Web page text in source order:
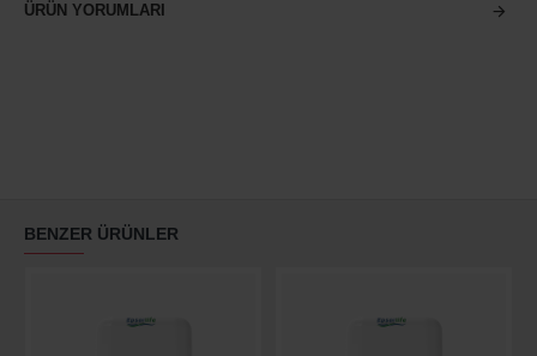
ÜRÜN YORUMLARI
BENZER ÜRÜNLER